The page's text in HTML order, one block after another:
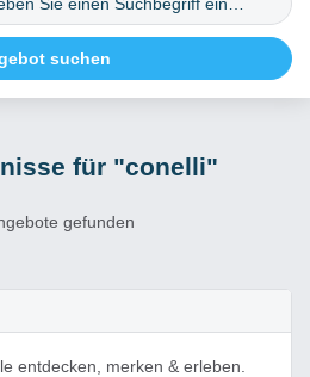
für "conelli"
gefunden
entdecken, merken & erleben.